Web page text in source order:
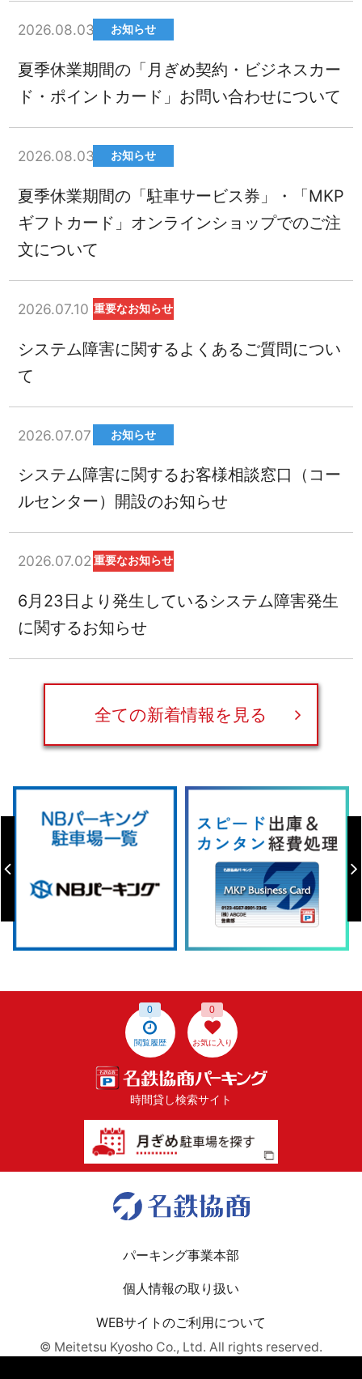
2026.08.03 お知らせ
夏季休業期間の「月ぎめ契約・ビジネスカー
ド・ポイントカード」お問い合わせについて
2026.08.03 お知らせ
夏季休業期間の「駐車サービス券」・「MKP
ギフトカード」オンラインショップでのご注
文について
2026.07.10 重要なお知らせ
システム障害に関するよくあるご質問につい
て
2026.07.07 お知らせ
システム障害に関するお客様相談窓口（コー
ルセンター）開設のお知らせ
2026.07.02 重要なお知らせ
6月23日より発生しているシステム障害発生
に関するお知らせ
全ての新着情報を見る
閲覧履歴
0
お気に入り
0
時間貸し検索サイト
パーキング事業本部
個人情報の取り扱い
WEBサイトのご利用について
© Meitetsu Kyosho Co., Ltd. All rights reserved.